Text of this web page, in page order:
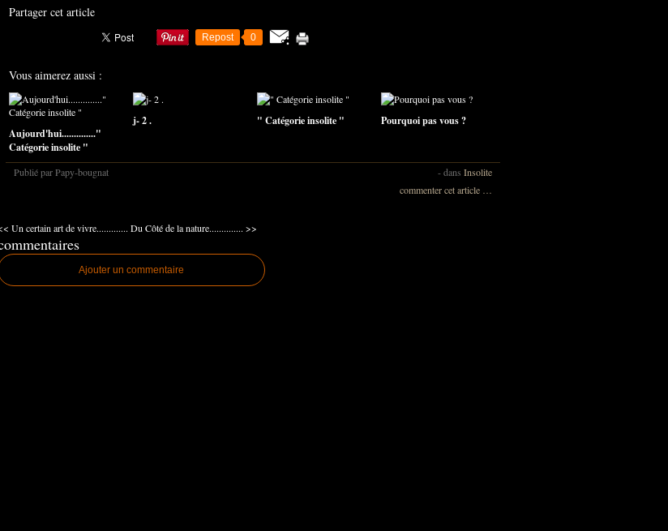
Partager cet article
Repost 0
Vous aimerez aussi :
Aujourd'hui.............."
Catégorie insolite "
j- 2 . " Catégorie insolite " Pourquoi pas vous ?
Publié par Papy-bougnat -dans Insolite
commenter cet article
Un certain art de vivre............. Du Côté de la nature.............. >>
Ajouter un commentaire